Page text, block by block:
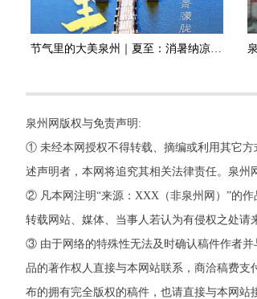
泉州网版权与免责声明:
① 未经本网授权不得转载、摘编或利用其它方
述声明者，本网将追究其相关法律责任。泉州
② 凡本网注明“来源：XXX（非泉州网）”的
转载网站、媒体、当事人若认为有侵权之处请
③ 由于网络的特殊性无法及时确认稿件作者
品的著作权人直接与本网站联系，商洽稿费
布的拥有完全版权的稿件，也请直接与本网站